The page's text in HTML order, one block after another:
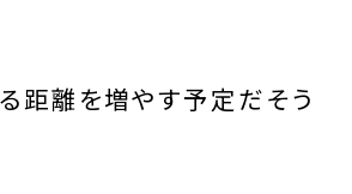
距離を増やす予定だそう